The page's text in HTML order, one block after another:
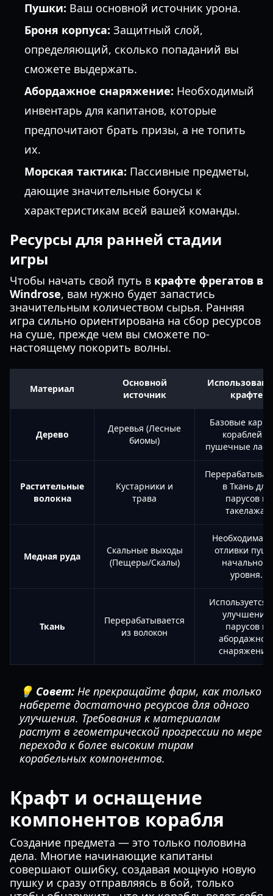
Пушки: Ваш основной источник урона.
Броня корпуса: Защитный слой,
определяющий, сколько попаданий вы
сможете выдержать.
Абордажное снаряжение: Необходимый
инвентарь для капитанов, которые
предпочитают брать призы, а не топить
их.
Морская тактика: Пассивные предметы,
дающие значительные бонусы к
характеристикам всей вашей команды.
Ресурсы для ранней стадии
игры
Чтобы начать свой путь в крафте фрегатов в
Windrose, вам нужно будет запастись
значительным количеством сырья. Ранняя
игра сильно ориентирована на сбор ресурсов
на суше, прежде чем вы сможете по-
настоящему покорить волны.
Материал
Основной
источник
крафте
Дерево
Деревья (Лесные
биомы)
Базовые
кораблей и
пушечные
Растительные
волокна
Кустарники и
трава
в Ткань для
парусов и
такелажа.
Медная руда
Скальные выходы
(Пещеры/Скалы)
Необходима
отливки
начального
уровня.
Ткань
Перерабатывается
из волокон
Используется
улучшения
парусов и
снаряжения.
💡 Совет: Не прекращайте фарм, как только
наберете достаточно ресурсов для одного
улучшения. Требования к материалам
растут в геометрической прогрессии по мере
перехода к более высоким тирам
корабельных компонентов.
Крафт и оснащение
компонентов корабля
Создание предмета — это только половина
дела. Многие начинающие капитаны
совершают ошибку, создавая мощную новую
пушку и сразу отправляясь в бой, только